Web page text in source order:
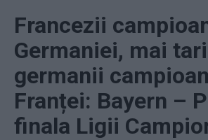
Francezii
Germaniei, mai
germanii
Franței: Bayern –
finala Ligii